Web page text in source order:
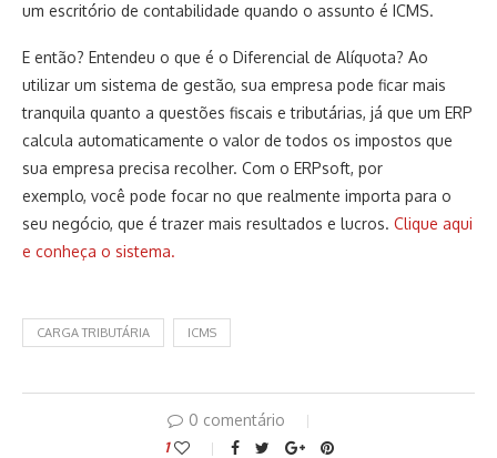
um escritório de contabilidade quando o assunto é ICMS.
E então? Entendeu o que é o Diferencial de Alíquota? Ao
utilizar um sistema de gestão, sua empresa pode ficar mais
tranquila quanto a questões fiscais e tributárias, já que um ERP
calcula automaticamente o valor de todos os impostos que
sua empresa precisa recolher. Com o ERPsoft, por
exemplo, você pode focar no que realmente importa para o
seu negócio, que é trazer mais resultados e lucros. Clique aqui
e conheça o sistema.
CARGA TRIBUTÁRIA ICMS
0 comentário
1